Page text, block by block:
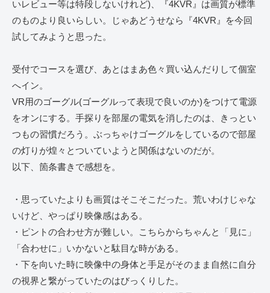
いレビュー等は特段しないけれど)、『4KVR』は画質が標準
のものより良いらしい。じゃあどうせなら『4KVR』を今回
試してみようと思った。
受付でコースを選び、あとはまあ色々買い込んだりして個室
へイン。
VR用のゴーグル(ゴーグルって表現で良いのか)をつけて電源
をオンにする。手探りを部屋の電気を消したのは、きっとい
つもの習慣だろう。ぶっちゃけゴーグルをしているので部屋
の灯りが煌々とついていようと関係はないのだが。
以下、箇条書きで感想を。
・思っていたよりも画質はそこそこだった。荒いわけじゃな
いけど、やっぱり映像感はある。
・ピントの合わせ方が難しい。こちらからちゃんと「見に」
「合わせに」いかないと駄目な時がある。
・下を向いた時に映像中の身体と手足がそのまま自然に自分
の視界と繋がっていたのはびっくりした。